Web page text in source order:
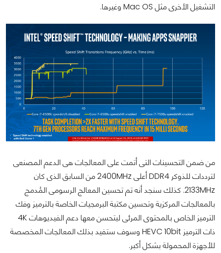
التشغيل الأخرى مثل Mac OS وغيرها.
من ضمن التحسينات التى أتمت على المعالجات هى الدعم المصنعى
لترددات للذوكر DDR4 أعلى 2400MHz من السابق الذى كان
2133MHz. كذلك سنجد أنه تم تحسين المعالج الرسومى المُدمج
بالمعالجات المركزية وتحسين مكتبة البرمجيات الخاصة بالترميز وفك
الترميز الخاص بالمحتوى المرئى ليتحسن معها دعم الفيديوهات 4K
ذات الترميز HEVC 10bit وسوف ستفيد بذلك المعالجات المخصصة
للأجهزة المحمولة بشكل أكبر.